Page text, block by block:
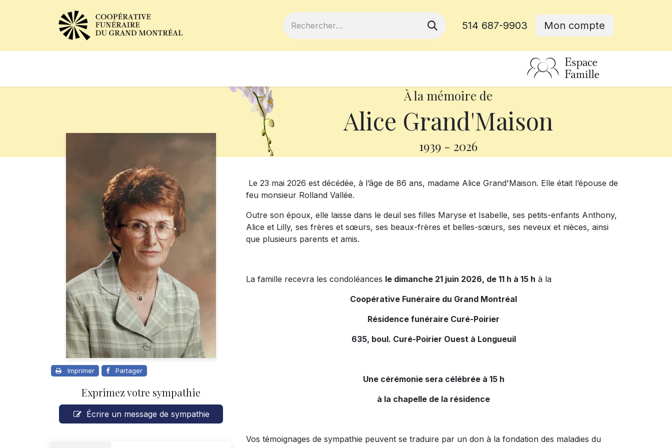
514 687-9903 Mon compte
À la mémoire de
Alice Grand'Maison
1939 - 2026
Imprimer Partager
Exprimez votre sympathie
Écrire un message de sympathie
Le 23 mai 2026 est décédée, à l’âge de 86 ans, madame Alice Grand'Maison. Elle était l’épouse de
feu monsieur Rolland Vallée.
Outre son époux, elle laisse dans le deuil ses filles Maryse et Isabelle, ses petits-enfants Anthony,
Alice et Lilly, ses frères et sœurs, ses beaux-frères et belles-sœurs, ses neveux et nièces, ainsi
que plusieurs parents et amis.
La famille recevra les condoléances le dimanche 21 juin 2026, de 11 h à 15 h à la
Coopérative Funéraire du Grand Montréal
Résidence funéraire Curé-Poirier
635, boul. Curé-Poirier Ouest à Longueuil
Une cérémonie sera célébrée à 15 h
à la chapelle de la résidence
Vos témoignages de sympathie peuvent se traduire par un don à la fondation des maladies du